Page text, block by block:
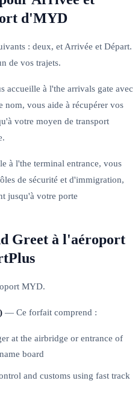
d'MYD
: deux, et Arrivée et Départ.
de vos trajets.
accueille à l'the arrivals gate avec
nom, vous aide à récupérer vos
votre moyen de transport
à l'the terminal entrance, vous
de sécurité et d'immigration,
jusqu'à votre porte
Greet à l'aéroport
MYD.
— Ce forfait comprend :
at the airbridge or entrance of
board
and customs using fast track